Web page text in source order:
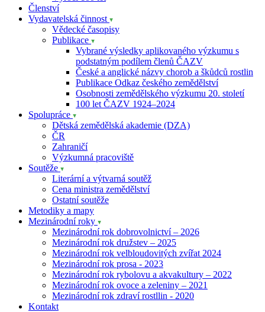
Členství
Vydavatelská činnost
Vědecké časopisy
Publikace
Vybrané výsledky aplikovaného výzkumu s
podstatným podílem členů ČAZV
České a anglické názvy chorob a škůdců rostlin
Publikace Odkaz českého zemědělství
Osobnosti zemědělského výzkumu 20. století
100 let ČAZV 1924–2024
Spolupráce
Dětská zemědělská akademie (DZA)
ČR
Zahraničí
Výzkumná pracoviště
Soutěže
Literární a výtvarná soutěž
Cena ministra zemědělství
Ostatní soutěže
Metodiky a mapy
Mezinárodní roky
Mezinárodní rok dobrovolnictví – 2026
Mezinárodní rok družstev – 2025
Mezinárodní rok velbloudovitých zvířat 2024
Mezinárodní rok prosa - 2023
Mezinárodní rok rybolovu a akvakultury – 2022
Mezinárodní rok ovoce a zeleniny – 2021
Mezinárodní rok zdraví rostllin - 2020
Kontakt